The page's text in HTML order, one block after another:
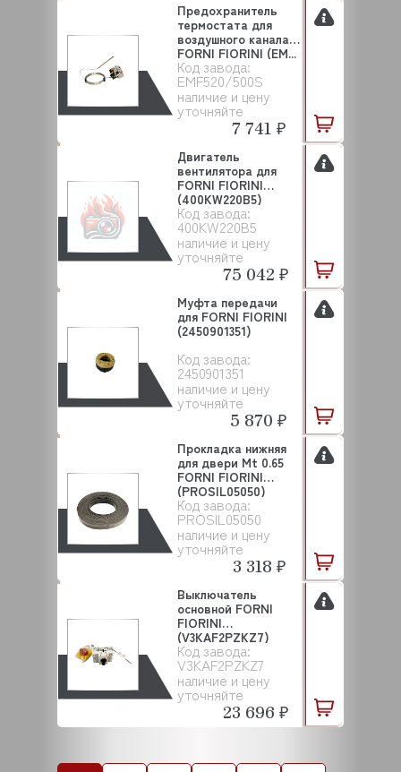
Код завода:
EMF520/500S
наличие и цену
уточняйте
Предохранитель
термостата для
воздушного канала
FORNI FIORINI (EM...
7 741 ₽
Код завода:
400KW220B5
наличие и цену
уточняйте
Двигатель
вентилятора для
FORNI FIORINI
(400KW220B5)
75 042 ₽
Код завода:
2450901351
наличие и цену
уточняйте
Муфта передачи
для FORNI FIORINI
(2450901351)
5 870 ₽
Код завода:
PROSIL05050
наличие и цену
уточняйте
Прокладка нижняя
для двери Mt 0.65
FORNI FIORINI
(PROSIL05050)
3 318 ₽
Код завода:
V3KAF2PZKZ7
наличие и цену
уточняйте
Выключатель
основной FORNI
FIORINI
(V3KAF2PZKZ7)
23 696 ₽